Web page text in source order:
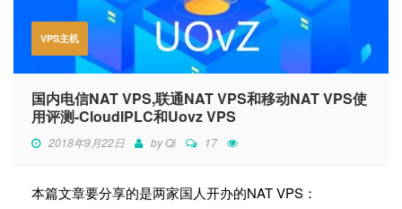
VPS主机
国内电信NAT VPS,联通NAT VPS和移动NAT VPS使
用评测-CloudIPLC和Uovz VPS
2018年9月22日 byQi 17
本篇文章要分享的是两家国人开办的NAT VPS：